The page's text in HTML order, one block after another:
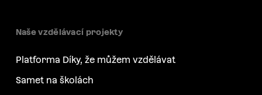
Naše vzdělávací projekty
Platforma Díky, že můžem vzdělávat
Samet na školách